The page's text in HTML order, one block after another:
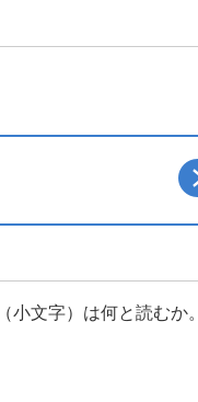
小文字）は何と読むか。